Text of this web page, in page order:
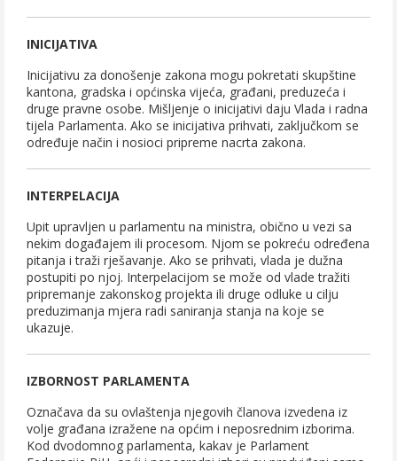
INICIJATIVA
Inicijativu za donošenje zakona mogu pokretati skupštine
kantona, gradska i općinska vijeća, građani, preduzeća i
druge pravne osobe. Mišljenje o inicijativi daju Vlada i radna
tijela Parlamenta. Ako se inicijativa prihvati, zaključkom se
određuje način i nosioci pripreme nacrta zakona.
INTERPELACIJA
Upit upravljen u parlamentu na ministra, obično u vezi sa
nekim događajem ili procesom. Njom se pokreću određena
pitanja i traži rješavanje. Ako se prihvati, vlada je dužna
postupiti po njoj. Interpelacijom se može od vlade tražiti
pripremanje zakonskog projekta ili druge odluke u cilju
preduzimanja mjera radi saniranja stanja na koje se
ukazuje.
IZBORNOST PARLAMENTA
Označava da su ovlaštenja njegovih članova izvedena iz
volje građana izražene na općim i neposrednim izborima.
Kod dvodomnog parlamenta, kakav je Parlament